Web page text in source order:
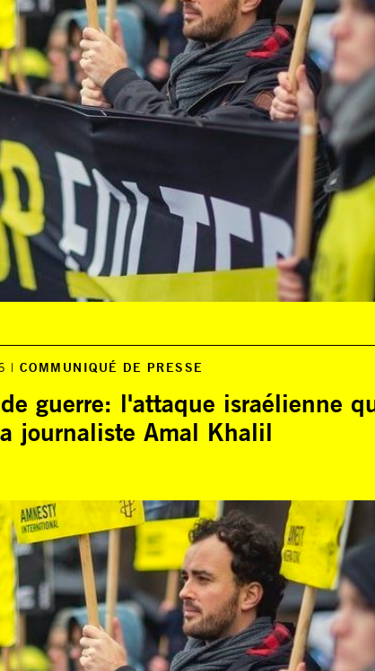
COMMUNIQUÉ DE PRESSE
guerre: l'attaque israélienne
journaliste Amal Khalil